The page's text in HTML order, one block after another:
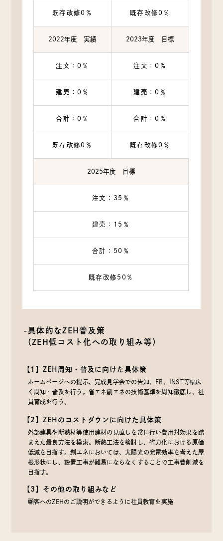
既存改修0％ 既存改修0％
2022年度 実績 2023年度 目標
注文：0％ 注文：0％
建売：0％ 建売：0％
合計：0％ 合計：0％
既存改修0％ 既存改修0％
2025年度 目標
注文：35％
建売：15％
合計：50％
既存改修50％
-具体的なZEH普及策
（ZEH低コスト化への取り組み等）
【1】ZEH周知・普及に向けた具体策
ホームページへの提示、完成見学会での告知、FB、INST等幅広
く周知・普及を行う。省エネ創エネの技術基準を周知徹底し、社
員育成を行う。
【2】ZEHのコストダウンに向けた具体策
外部建具や断熱材等使用建材の見直しを常に行い費用対効果を踏
まえた最良方法を模索。断熱工法を検討し、省力化における原価
低減を目指す。創エネにおいては、太陽光の発電効率を考えた屋
根形状にし、設置工事が難易にならなくすることで工事費削減を
目指す。
【3】その他の取り組みなど
顧客へのZEHのご説明ができるように社員教育を実施